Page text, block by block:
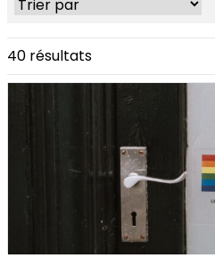
40 résultats